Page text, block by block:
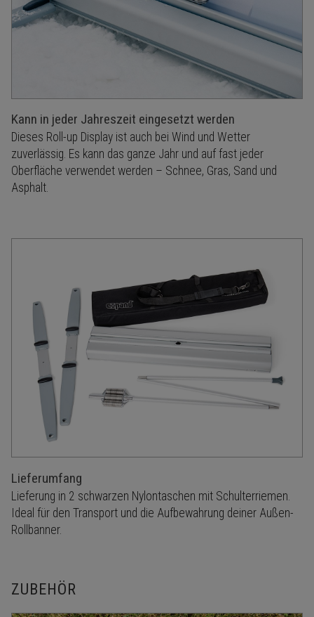
Kann in jeder Jahreszeit eingesetzt werden
Dieses Roll-up Display ist auch bei Wind und Wetter
zuverlässig. Es kann das ganze Jahr und auf fast jeder
Oberfläche verwendet werden – Schnee, Gras, Sand und
Asphalt.
Lieferumfang
Lieferung in 2 schwarzen Nylontaschen mit Schulterriemen.
Ideal für den Transport und die Aufbewahrung deiner Außen-
Rollbanner.
ZUBEHÖR